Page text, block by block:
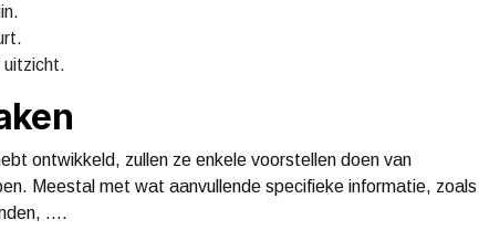
uitzicht.
ontwikkeld, zullen ze enkele voorstellen doen van
Meestal met wat aanvullende specifieke informatie, zoals
....